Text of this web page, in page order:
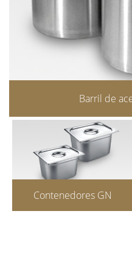
Barril de
Contenedores GN